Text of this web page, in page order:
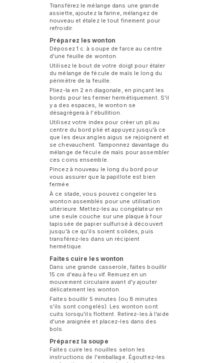
Transférez le mélange dans une grande
assiette, ajoutez la farine, mélangez de
nouveau et étalez le tout finement pour
refroidir.
Préparez les wonton
Déposez 1 c. à soupe de farce au centre
d'une feuille de wonton.
Utilisez le bout de votre doigt pour étaler
du mélange de fécule de maïs le long du
périmètre de la feuille.
Pliez-la en 2 en diagonale, en pinçant les
bords pour les fermer hermétiquement. S'il
y a des espaces, le wonton se
désagrègera à l'ébullition.
Utilisez votre index pour créer un pli au
centre du bord plié et appuyez jusqu'à ce
que les deux angles aigus se rejoignent et
se chevauchent. Tamponnez davantage du
mélange de fécule de maïs pour assembler
ces coins ensemble.
Pincez à nouveau le long du bord pour
vous assurer que la papillote est bien
fermée.
À ce stade, vous pouvez congeler les
wonton assemblés pour une utilisation
ultérieure. Mettez-les au congélateur en
une seule couche sur une plaque à four
tapissée de papier sulfurisé à découvert
jusqu'à ce qu'ils soient solides, puis
transférez-les dans un récipient
hermétique.
Faites cuire les wonton
Dans une grande casserole, faites bouillir
15 cm d'eau à feu vif. Remuez en un
mouvement circulaire avant d'y ajouter
délicatement les wonton.
Faites bouillir 5 minutes (ou 8 minutes
s'ils sont congelés). Les wonton sont
cuits lorsqu'ils flottent. Retirez-les à l'aide
d'une araignée et placez-les dans des
bols.
Préparez la soupe
Faites cuire les nouilles selon les
instructions de l'emballage. Égouttez-les